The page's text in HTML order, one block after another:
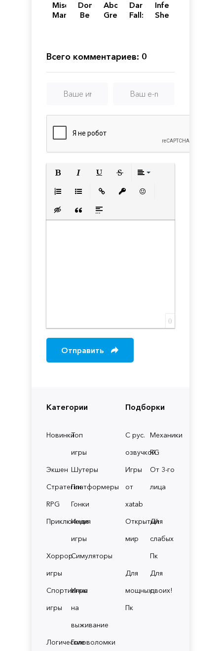
Категории
НовинкиТоп
игры
Экшен Шутеры
СтратегииПлатформеры
RPG
Гонки
Приключения
Инди
игры
Хоррор
игры
Симуляторы
Спортивные
игры
Игры
на
выживание
ЛогическиеГоловоломки
Подборки
С рус.
озвучкой
Механики
RG
Игры
от
xatab
От 3-го
лица
Открытый
мир
Для
слабых
Пк
Для
мощных
Пк
Для
двоих!
Misery
Mansion
Don't
Be
About
Gretel
Dark
Fall:
Infected
Shelter
Всего комментариев: 0
Вставка скрытого текста
Вставка цитаты
Вставка спойлера
0
Отправить